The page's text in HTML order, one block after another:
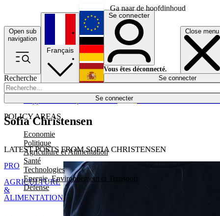
Ga naar de hoofdinhoud
Open sub
navigation
Close menu
Recherche
Se connecter
POLICY AREAS
Economie
Politique
Agriculture et Alimentation
Santé
Technologies
Energie, Environnement et Transport
Défense
Économie
Français
English
Deutsch
Español
Se connecter
Vous êtes déconnecté.
Se connecter
Sofia Christensen
LATEST POSTS FROM SOFIA CHRISTENSEN
PRO
AGRICULTURE
&
ALIMENTATION